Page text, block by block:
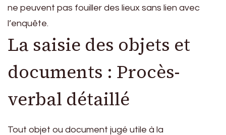
ne peuvent pas fouiller des lieux sans lien avec
l’enquête.
La saisie des objets et
documents : Procès-
verbal détaillé
Tout objet ou document jugé utile à la